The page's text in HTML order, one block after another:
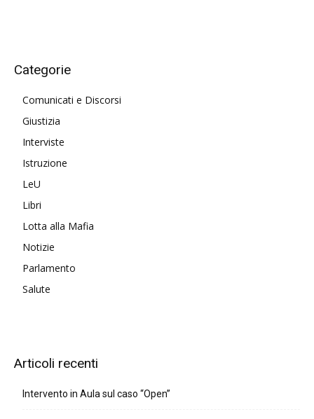
Categorie
Comunicati e Discorsi
Giustizia
Interviste
Istruzione
LeU
Libri
Lotta alla Mafia
Notizie
Parlamento
Salute
Articoli recenti
Intervento in Aula sul caso “Open”